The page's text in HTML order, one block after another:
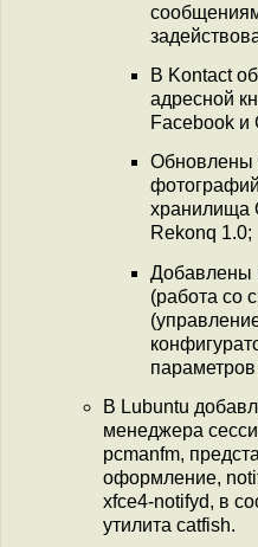
В Kontact
адресной
Facebook и
Обновлены
хранилища
Rekonq 1.0;
Добавлены
(работа со
В Lubuntu
менеджера
pcmanfm,
оформление,
xfce4-notifyd, в
утилита catfish.